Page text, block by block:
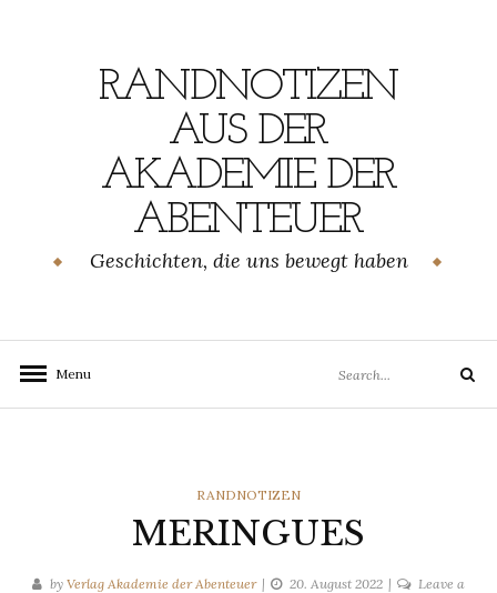
RANDNOTIZEN
AUS DER
AKADEMIE DER
ABENTEUER
Geschichten, die uns bewegt haben
Menu
for:
Search
CATEGORIES
RANDNOTIZEN
MERINGUES
by Verlag Akademie der Abenteuer 20. August 2022
Leave a